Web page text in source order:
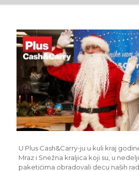
U Plus Cash&Carry-ju u kuli kraj
Mraz i Snežna kraljica koji su, u
paketićima obradovali decu naših